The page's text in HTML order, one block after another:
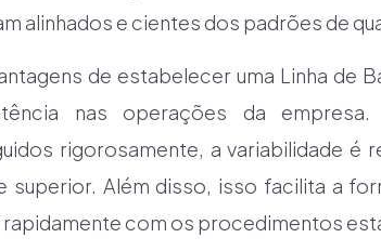
alinhados e cientes dos padrões de
de estabelecer uma Linha de
nas operações da
rigorosamente, a variabilidade é
superior. Além disso, isso facilita a
rapidamente com os procedimentos